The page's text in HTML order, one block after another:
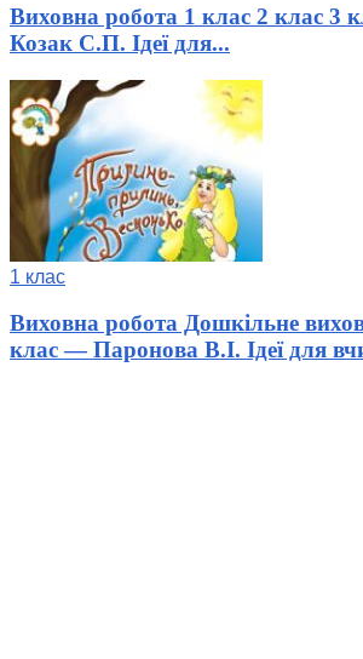
Виховна робота 1 клас 2 клас 3
Козак С.П. Ідеї для...
1 клас
Виховна робота Дошкільне
клас — Паронова В.І. Ідеї для